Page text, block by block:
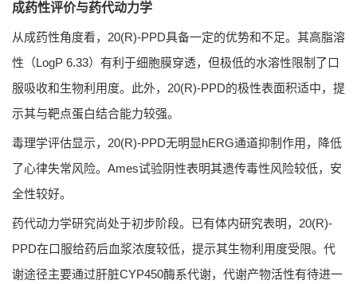
成药性评价与药代动力学
从成药性角度看，20(R)-PPD具备一定的优势和不足。其高脂溶
性（LogP 6.33）有利于细胞膜穿透，但极低的水溶性限制了口
服吸收和生物利用度。此外，20(R)-PPD的极性表面积适中，提
示其与靶点蛋白结合能力较强。
毒理学评估显示，20(R)-PPD无明显hERG通道抑制作用，降低
了心律失常风险。Ames试验阴性表明其遗传毒性风险较低，安
全性较好。
药代动力学研究尚处于初步阶段。已有体内研究表明，20(R)-
PPD在口服给药后血浆浓度较低，提示其生物利用度受限。代
谢途径主要通过肝脏CYP450酶系代谢，代谢产物活性有待进一